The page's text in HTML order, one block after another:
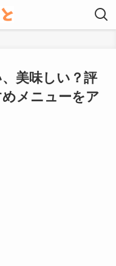
美味しい？評
メニューをア